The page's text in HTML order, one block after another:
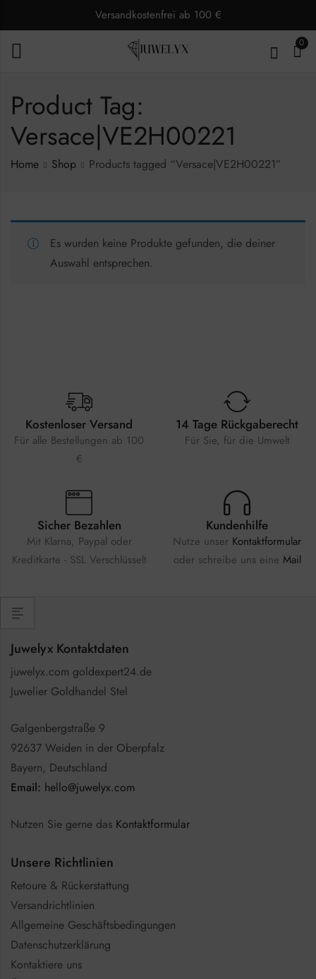
Versandkostenfrei ab 100 €
0
Product Tag:
Versace|VE2H00221
Home Shop Products tagged “Versace|VE2H00221”
Es wurden keine Produkte gefunden, die deiner
Auswahl entsprechen.
Kostenloser Versand
Für alle Bestellungen ab 100
€
14 Tage Rückgaberecht
Für Sie, für die Umwelt
Sicher Bezahlen
Mit Klarna, Paypal oder
Kreditkarte - SSL Verschlüsselt
Kundenhilfe
Nutze unser Kontaktformular
oder schreibe uns eine Mail
Juwelyx Kontaktdaten
juwelyx.com goldexpert24.de
Juwelier Goldhandel Stel
Galgenbergstraße 9
92637 Weiden in der Oberpfalz
Bayern, Deutschland
Email: hello@juwelyx.com
Nutzen Sie gerne das Kontaktformular
Unsere Richtlinien
Retoure & Rückerstattung
Versandrichtlinien
Allgemeine Geschäftsbedingungen
Datenschutzerklärung
Kontaktiere uns